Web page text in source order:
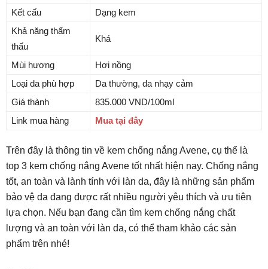
Kết cấu
Dạng kem
Khả năng thẩm
thấu
Khá
Mùi hương
Hơi nồng
Loại da phù hợp
Da thường, da nhạy cảm
Giá thành
835.000 VND/100ml
Link mua hàng
Mua tại đây
Trên đây là thông tin về kem chống nắng Avene, cụ thể là
top 3 kem chống nắng Avene tốt nhất hiện nay. Chống nắng
tốt, an toàn và lành tính với làn da, đây là những sản phẩm
bảo vệ da đang được rất nhiều người yêu thích và ưu tiên
lựa chọn. Nếu bạn đang cần tìm kem chống nắng chất
lượng và an toàn với làn da, có thể tham khảo các sản
phẩm trên nhé!